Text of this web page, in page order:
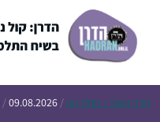
הדף היומי – חולין קא/
09.08.2026
/